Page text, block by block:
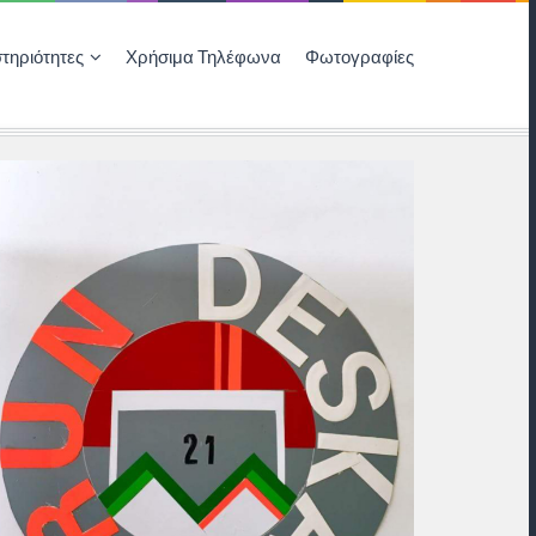
Χρήσιμα Τηλέφωνα Φωτογραφίες